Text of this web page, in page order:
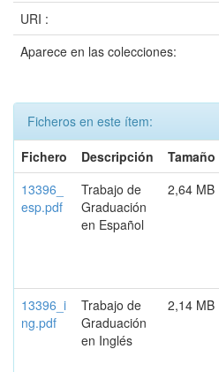
URI :
Aparece en las colecciones:
Ficheros en este ítem:
Fichero
Descripción Tamaño
13396_
esp.pdf
Trabajo de
Graduación
en Español
2,64 MB
13396_i
ng.pdf
Trabajo de
Graduación
en Inglés
2,14 MB